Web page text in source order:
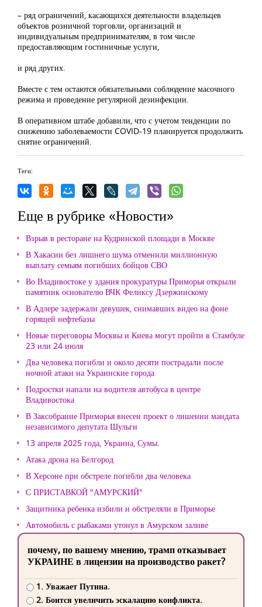
– ряд ограничений, касающихся деятельности владельцев
объектов розничной торговли, организаций и
индивидуальным предпринимателям, в том числе
предоставляющим гостиничные услуги,
и ряд других.
Вместе с тем остаются обязательными соблюдение масочного
режима и проведение регулярной дезинфекции.
В оперативном штабе добавили, что с учетом тенденции по
снижению заболеваемости COVID-19 планируется продолжить
снятие ограничений.
Теги:
Еще в рубрике «Новости»
Взрыв в ресторане на Кудринской площади в Москве
В Хакасии без лишнего шума отменили миллионную
выплату семьям погибших бойцов СВО
Во Владивостоке у здания прокуратуры Приморья открыли
памятник основателю ВЧК Феликсу Дзержинскому
В Адлере задержали девушек, снимавших видео на фоне
горящей нефтебазы
Новые переговоры Москвы и Киева могут пройти в Стамбуле
23 или 24 июля
Два человека погибли и около десяти пострадали после
ночной атаки на Украинские города
Подростки напали на водителя автобуса в центре
Владивостока
В Заксобрание Приморья внесен проект о лишении мандата
независимого депутата Шульги
13 апреля 2025 года, Украина, Сумы.
Атака дрона на Белгород
В Херсоне при обстреле погибли два человека
С ПРИСТАВКОЙ "АМУРСКИЙ"
Защитника ребенка избили и обстреляли в Приморье
Автомобиль с рыбаками утонул в Амурском заливе
почему, по вашему мнению, трамп отказывает
УКРАИНЕ в лицензии на производство ракет?
1. Уважает Путина.
2. Боится увеличить эскалацию конфликта.